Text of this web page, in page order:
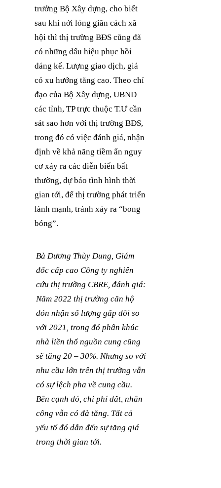
trưởng Bộ Xây dựng, cho biết
sau khi nới lỏng giãn cách xã
hội thì thị trường BĐS cũng đã
có những dấu hiệu phục hồi
đáng kể. Lượng giao dịch, giá
có xu hướng tăng cao. Theo chỉ
đạo của Bộ Xây dựng, UBND
các tỉnh, TP trực thuộc T.Ư cần
sát sao hơn với thị trường BĐS,
trong đó có việc đánh giá, nhận
định về khả năng tiềm ẩn nguy
cơ xảy ra các diễn biến bất
thường, dự báo tình hình thời
gian tới, để thị trường phát triển
lành mạnh, tránh xảy ra “bong
bóng”.
Bà Dương Thùy Dung, Giám
đốc cấp cao Công ty nghiên
cứu thị trường CBRE, đánh giá:
Năm 2022 thị trường căn hộ
đón nhận số lượng gấp đôi so
với 2021, trong đó phân khúc
nhà liền thổ nguồn cung cũng
sẽ tăng 20 – 30%. Nhưng so với
nhu cầu lớn trên thị trường vẫn
có sự lệch pha về cung cầu.
Bên cạnh đó, chi phí đất, nhân
công vẫn có đà tăng. Tất cả
yếu tố đó dẫn đến sự tăng giá
trong thời gian tới.